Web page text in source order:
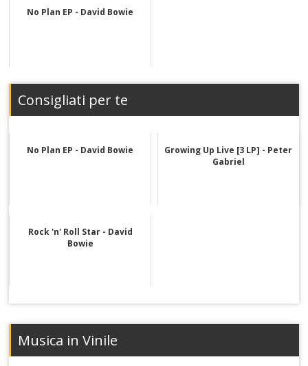
No Plan EP - David Bowie
Consigliati per te
No Plan EP - David Bowie
Growing Up Live [3 LP] - Peter
Gabriel
Rock 'n' Roll Star - David
Bowie
Musica in Vinile